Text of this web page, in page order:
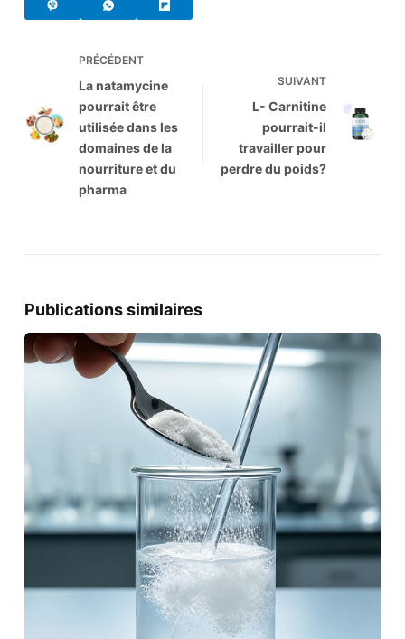
PRÉCÉDENT
La natamycine
pourrait être
utilisée dans les
domaines de la
nourriture et du
pharma
SUIVANT
L- Carnitine
pourrait-il
travailler pour
perdre du poids?
Publications similaires